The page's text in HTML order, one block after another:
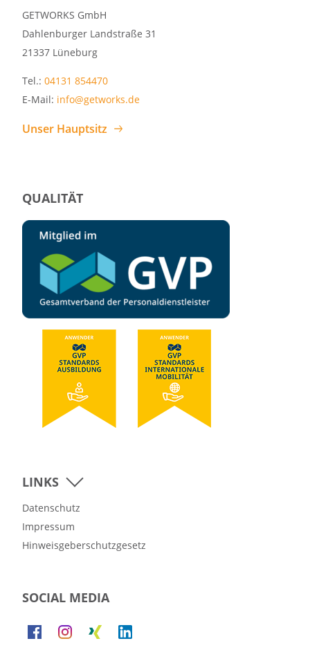
GETWORKS GmbH
Dahlenburger Landstraße 31
21337 Lüneburg
Tel.: 04131 854470
E-Mail: info@getworks.de
Unser Hauptsitz
QUALITÄT
LINKS
Datenschutz
Impressum
Hinweisgeberschutzgesetz
SOCIAL MEDIA